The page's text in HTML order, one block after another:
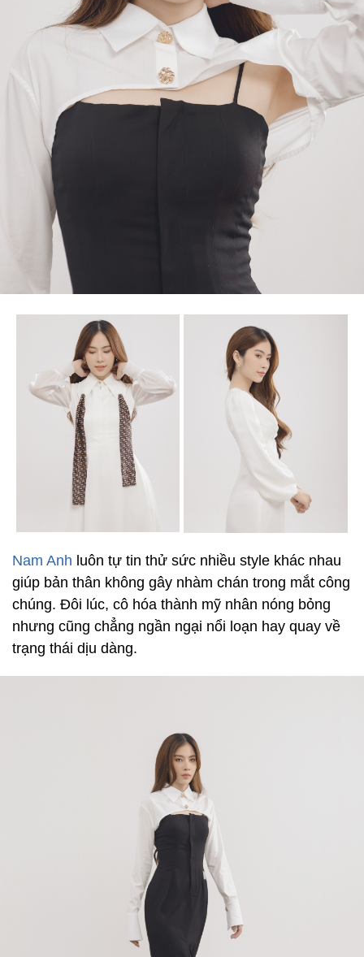
Nam Anh luôn tự tin thử sức nhiều style khác nhau
giúp bản thân không gây nhàm chán trong mắt công
chúng. Đôi lúc, cô hóa thành mỹ nhân nóng bỏng
nhưng cũng chẳng ngần ngại nổi loạn hay quay về
trạng thái dịu dàng.